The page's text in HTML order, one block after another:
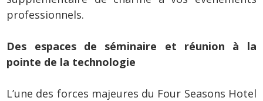
professionnels.
Des espaces de séminaire et réunion à la
pointe de la technologie
L’une des forces majeures du Four Seasons Hotel